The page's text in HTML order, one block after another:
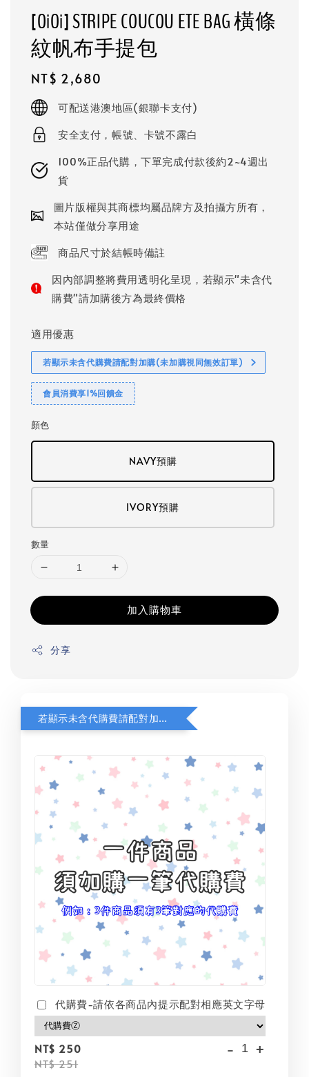
[OiOi] STRIPE COUCOU ETE BAG 橫條
紋帆布手提包
Regular
price
NT$ 2,680
可配送港澳地區(銀聯卡支付)
安全支付，帳號、卡號不露白
100%正品代購，下單完成付款後約2~4週出
貨
圖片版權與其商標均屬品牌方及拍攝方所有，
本站僅做分享用途
商品尺寸於結帳時備註
因內部調整將費用透明化呈現，若顯示"未含代
購費"請加購後方為最終價格
適用優惠
若顯示未含代購費請配對加購(未加購視同無效訂單)
會員消費享1%回饋金
顏色
NAVY預購
IVORY預購
數量
加入購物車
分享
若顯示未含代購費請配對加購(未加購視同無效訂單)
代購費-請依各商品內提示配對相應英文字母
NT$ 250
NT$ 251
- +